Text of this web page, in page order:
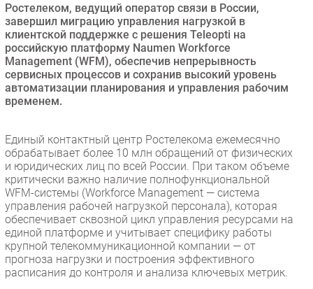
Здоровье
РАЗДЕЛЫ
Новости
Аналитика
Мероприятия
Проекты
IT класс
Тестовый стенд
Каталог компаний
Ростелеком, ведущий оператор связи в России,
завершил миграцию управления нагрузкой в
клиентской поддержке с решения Teleopti на
российскую платформу Naumen Workforce
Management (WFM), обеспечив непрерывность
сервисных процессов и сохранив высокий уровень
автоматизации планирования и управления рабочим
временем.
Единый контактный центр Ростелекома ежемесячно
обрабатывает более 10 млн обращений от физических
и юридических лиц по всей России. При таком объеме
критически важно наличие полнофункциональной
WFM-системы (Workforce Management — система
управления рабочей нагрузкой персонала), которая
обеспечивает сквозной цикл управления ресурсами на
единой платформе и учитывает специфику работы
крупной телекоммуникационной компании — от
прогноза нагрузки и построения эффективного
расписания до контроля и анализа ключевых метрик.